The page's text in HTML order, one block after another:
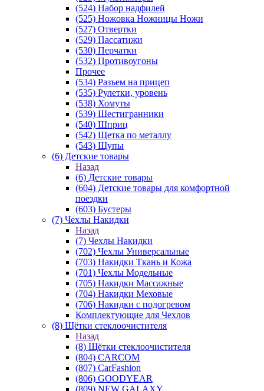
(524) Набор надфилей
(525) Ножовка Ножницы Ножи
(527) Отвертки
(529) Пассатижи
(530) Перчатки
(532) Противоугоны
Прочее
(534) Разъем на прицеп
(535) Рулетки, уровень
(538) Хомуты
(539) Шестигранники
(540) Шприц
(542) Щетка по металлу
(543) Щупы
(6) Детские товары
Назад
(6) Детские товары
(604) Детские товары для комфортной
поездки
(603) Бустеры
(7) Чехлы Накидки
Назад
(7) Чехлы Накидки
(702) Чехлы Универсальные
(703) Накидки Ткань и Кожа
(701) Чехлы Модельные
(705) Накидки Массажные
(704) Накидки Меховые
(706) Накидки с подогревом
Комплектующие для Чехлов
(8) Щётки стеклоочистителя
Назад
(8) Щётки стеклоочистителя
(804) CARCOM
(807) CarFashion
(806) GOODYEAR
(809) NEW GALAXY